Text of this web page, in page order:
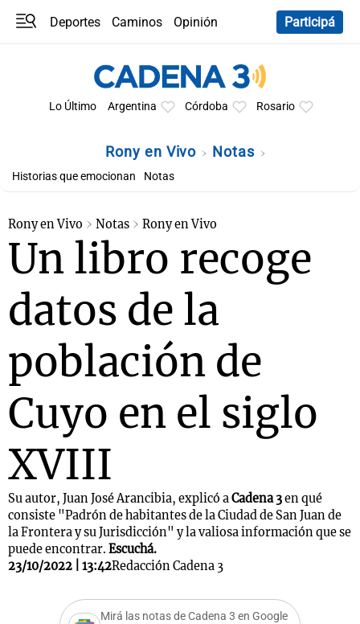
Deportes Caminos
Opinión
Participá
Lo Último Argentina Córdoba Rosario
Rony en Vivo Notas
Historias que emocionan Notas
Rony en Vivo Notas Rony en Vivo
Un libro recoge
datos de la
población de
Cuyo en el siglo
XVIII
Su autor, Juan José Arancibia, explicó aCadena 3en qué
consiste "Padrón de habitantes de la Ciudad de San Juan de
la Frontera y su Jurisdicción" y la valiosa información que se
puede encontrar. Escuchá.
23/10/2022 | 13:42Redacción Cadena 3
Mirá las notas de Cadena 3 en Google